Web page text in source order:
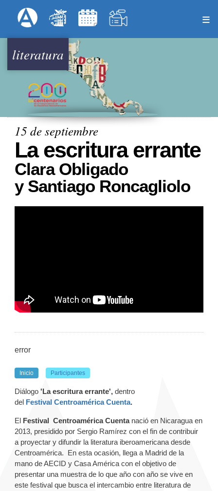
al
Menú Superior
literatura
15 de septiembre
La escritura errante
Clara Obligado
y Santiago Roncagliolo
error
Inicio Participantes
Diálogo 'La escritura errante', dentro
del Festival Centroamérica Cuenta.
El Festival Centroamérica Cuentanació en Nicaragua en
2013, presidido por Sergio Ramírez con el fin de contribuir
a proyectar y difundir la literatura iberoamericana desde
Centroamérica. En esta ocasión, llega a Madrid de la
mano de AECID y Casa América con el objetivo de
presentar una muestra de lo que año con año se vive en
este festival que busca el intercambio entre literatura de